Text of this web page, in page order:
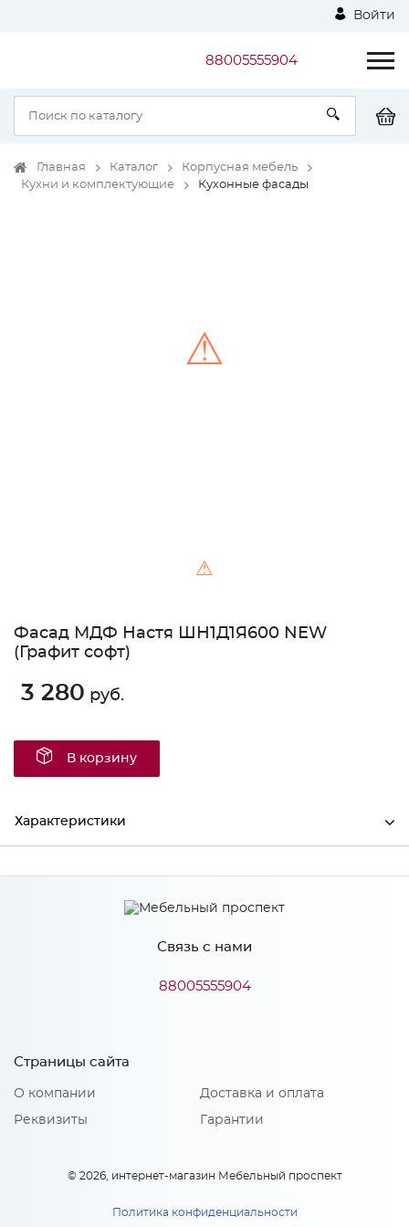
Войти
88005555904
Главная Каталог
Корпусная мебель
Кухни и комплектующие
Кухонные фасады
⚠
⚠
Фасад МДФ Настя ШН1Д1Я600 NEW
(Графит софт)
3 280 руб.
В корзину
Характеристики
Производитель МиФ
Связь с нами
88005555904
Страницы сайта
О компании
Реквизиты
Доставка и оплата
Гарантии
© 2026, интернет-магазин Мебельный проспект
Политика конфиденциальности